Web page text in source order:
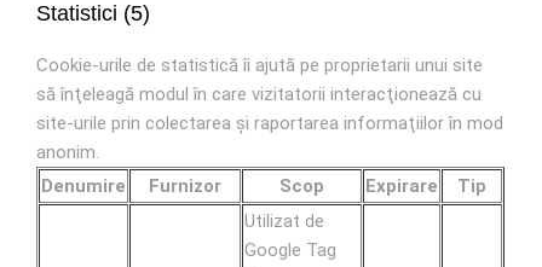
Statistici (5)
Cookie-urile de statistică îi ajută pe proprietarii unui site
să înţeleagă modul în care vizitatorii interacţionează cu
site-urile prin colectarea şi raportarea informaţiilor în mod
anonim.
Denumire
Furnizor Scop Expirare Tip
Utilizat de
Google Tag